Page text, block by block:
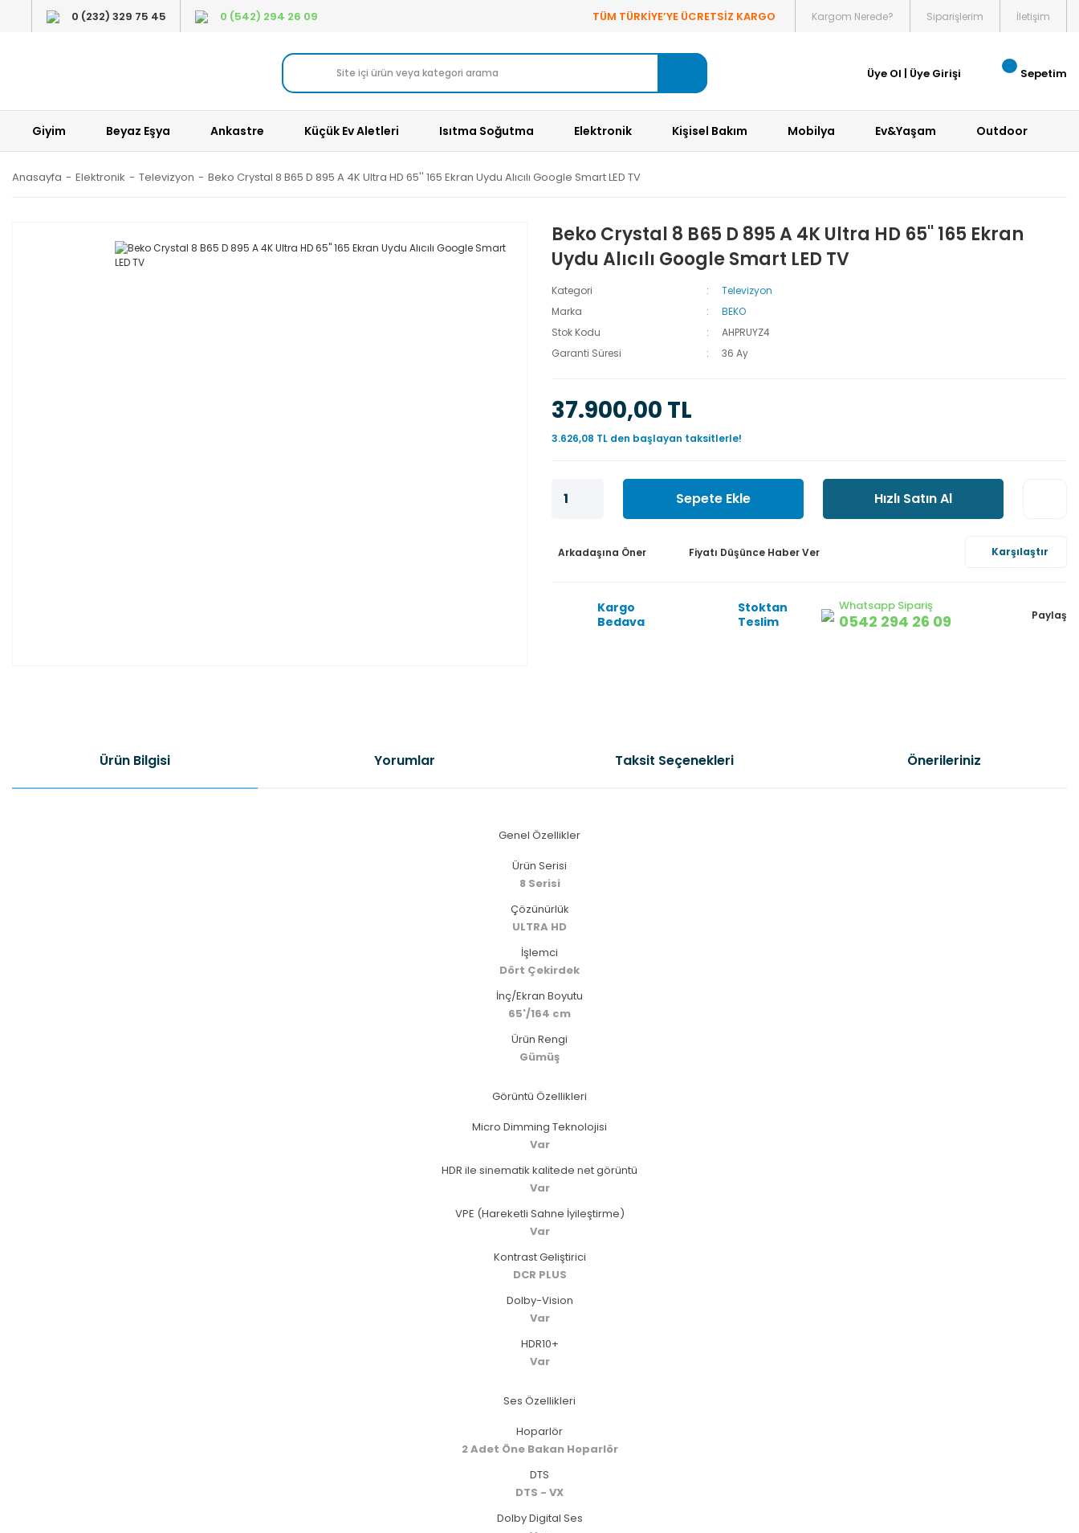
0 (232) 329 75 45 0 (542) 294 26 09 TÜM TÜRKİYE’YE ÜCRETSİZ KARGO Kargom Nerede? Siparişlerim İletişim
Üye Ol | Üye Girişi Sepetim
Giyim Beyaz Eşya Ankastre Küçük Ev Aletleri Isıtma Soğutma Elektronik Kişisel Bakım Mobilya Ev&Yaşam Outdoor
Anasayfa Elektronik Televizyon Beko Crystal 8 B65 D 895 A 4K Ultra HD 65'' 165 Ekran Uydu Alıcılı Google Smart LED TV
Beko Crystal 8 B65 D 895 A 4K Ultra HD 65'' 165 Ekran
Uydu Alıcılı Google Smart LED TV
Kategori
Televizyon
Marka
BEKO
Stok Kodu
AHPRUYZ4
Garanti Süresi
36 Ay
37.900,00 TL
3.626,08 TL den başlayan taksitlerle!
Sepete Ekle Hızlı Satın Al
Arkadaşına Öner Fiyatı Düşünce Haber Ver Karşılaştır
Kargo
Bedava
Stoktan
Teslim
Whatsapp Sipariş
0542 294 26 09 Paylaş
Ürün Bilgisi Yorumlar Taksit Seçenekleri Önerileriniz
Genel Özellikler
Ürün Serisi
8 Serisi
Çözünürlük
ULTRA HD
İşlemci
Dört Çekirdek
İnç/Ekran Boyutu
65'/164 cm
Ürün Rengi
Gümüş
Görüntü Özellikleri
Micro Dimming Teknolojisi
Var
HDR ile sinematik kalitede net görüntü
Var
VPE (Hareketli Sahne İyileştirme)
Var
Kontrast Geliştirici
DCR PLUS
Dolby-Vision
Var
HDR10+
Var
Ses Özellikleri
Hoparlör
2 Adet Öne Bakan Hoparlör
DTS
DTS - VX
Dolby Digital Ses